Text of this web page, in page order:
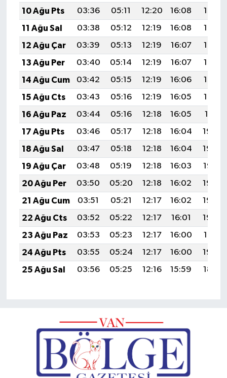
10 Ağu Pts
03:36 05:11 12:20 16:08
19:18
11 Ağu Sal
03:38 05:12 12:19 16:08
19:17
12 Ağu Çar
03:39 05:13 12:19 16:07
19:16
13 Ağu Per
03:40 05:14 12:19 16:07
19:14
14 Ağu Cum
03:42 05:15 12:19 16:06
19:13
15 Ağu Cts
03:43 05:16 12:19 16:05
19:12
16 Ağu Paz
03:44 05:16 12:18 16:05
19:11
17 Ağu Pts
03:46 05:17 12:18 16:04
19:09
18 Ağu Sal
03:47 05:18 12:18 16:04
19:08
19 Ağu Çar
03:48 05:19 12:18 16:03
19:07
20 Ağu Per
03:50 05:20 12:18 16:02
19:05
21 Ağu Cum
03:51 05:21 12:17 16:02
19:04
22 Ağu Cts
03:52 05:22 12:17 16:01
19:02
23 Ağu Paz
03:53 05:23 12:17 16:00
19:01
24 Ağu Pts
03:55 05:24 12:17 16:00
19:00
25 Ağu Sal
03:56 05:25 12:16 15:59 18:58